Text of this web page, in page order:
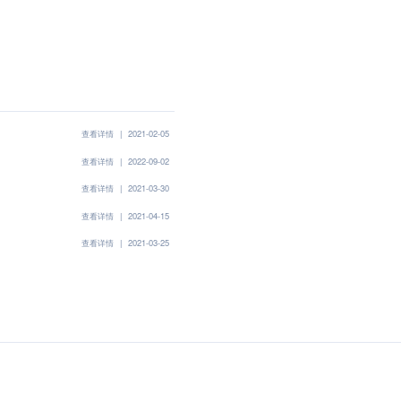
查看详情 | 2021-02-05
查看详情 | 2022-09-02
查看详情 | 2021-03-30
查看详情 | 2021-04-15
查看详情 | 2021-03-25